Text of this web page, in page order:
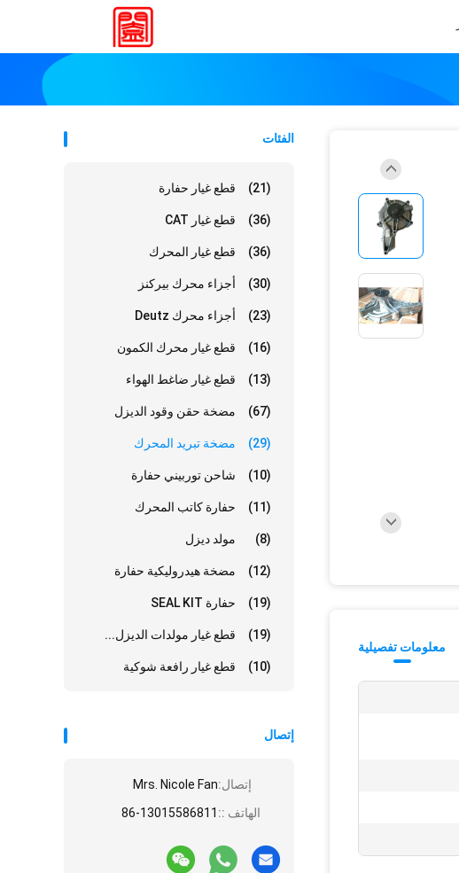
الفئات
قطع غيار حفارة (21)
قطع غيار CAT (36)
قطع غيار المحرك (36)
أجزاء محرك بيركنز (30)
أجزاء محرك Deutz (23)
قطع غيار محرك الكمون (16)
قطع غيار ضاغط الهواء (13)
مضخة حقن وقود الديزل (67)
مضخة تبريد المحرك (29)
شاحن توربيني حفارة (10)
حفارة كاتب المحرك (11)
مولد ديزل (8)
مضخة هيدروليكية حفارة (12)
حفارة SEAL KIT (19)
قطع غيار مولدات الديزل... (19)
قطع غيار رافعة شوكية (10)
إتصال
إتصال:Mrs. Nicole Fan
الهاتف :: 86-13015586811
معلومات تفصيلية